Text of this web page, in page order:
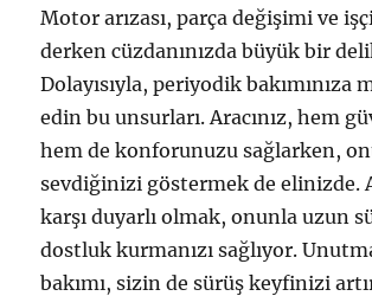
Motor arızası, parça değişimi ve
derken cüzdanınızda büyük bir
Dolayısıyla, periyodik bakımınıza
edin bu unsurları. Aracınız, hem
hem de konforunuzu sağlarken,
sevdiğinizi göstermek de elinizde.
karşı duyarlı olmak, onunla uzun
dostluk kurmanızı sağlıyor.
bakımı, sizin de sürüş keyfinizi